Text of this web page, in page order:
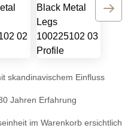
skandinavischem Einfluss
Jahren Erfahrung
im Warenkorb ersichtlich